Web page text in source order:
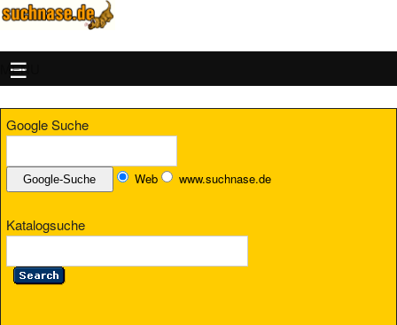
MENU
Google Suche
Web www.suchnase.de
Katalogsuche